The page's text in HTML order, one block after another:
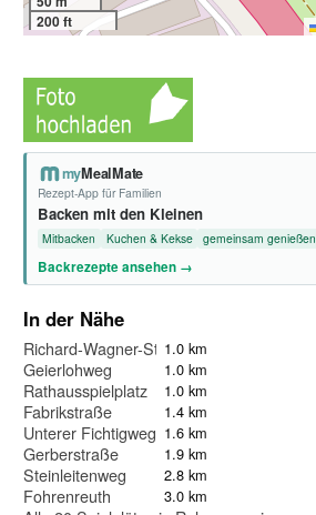
200 ft
myMealMate
Rezept-App für Familien
Backen mit den Kleinen
Mitbacken Kuchen & Kekse gemeinsam genießen
Backrezepte ansehen →
In der Nähe
Richard-Wagner-Straße
1.0 km
Geierlohweg 1.0 km
Rathausspielplatz 1.0 km
Fabrikstraße 1.4 km
Unterer Fichtigweg 1.6 km
Gerberstraße 1.9 km
Steinleitenweg 2.8 km
Fohrenreuth 3.0 km